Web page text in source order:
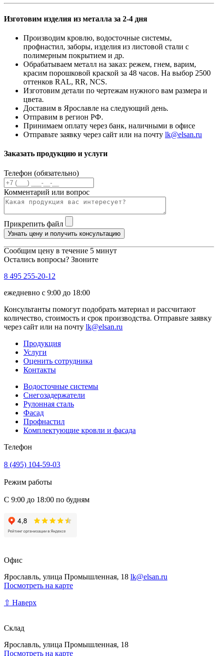
Изготовим изделия из металла за 2-4 дня
Производим кровлю, водосточные системы,
профнастил, заборы, изделия из листовой стали с
полимерным покрытием и др.
Обрабатываем металл на заказ: режем, гнем, варим,
красим порошковой краской за 48 часов. На выбор 2500
оттенков RAL, RR, NCS.
Изготовим детали по чертежам нужного вам размера и
цвета.
Доставим в Ярославле на следующий день.
Отправим в регион РФ.
Принимаем оплату через банк, наличными в офисе
Отправьте заявку через сайт или на почту lk@elsan.ru
Заказать продукцию и услуги
Телефон (обязательно)
Комментарий или вопрос
Прикрепить файл
Узнать цену и получить консультацию
Сообщим цену в течение 5 минут
Остались вопросы? Звоните
8 495 255-20-12
ежедневно с 9:00 до 18:00
Консультанты помогут подобрать материал и рассчитают
количество, стоимость и срок производства. Отправьте заявку
через сайт или на почту lk@elsan.ru
Продукция
Услуги
Оценить сотрудника
Контакты
Водосточные системы
Снегозадержатели
Рулонная сталь
Фасад
Профнастил
Комплектующие кровли и фасада
Телефон
8 (495) 104-59-03
Режим работы
С 9:00 до 18:00 по будням
Офис
Ярославль, улица Промышленная, 18 lk@elsan.ru
Посмотреть на карте
⇧ Наверх
Склад
Ярославль, улица Промышленная, 18
Посмотреть на карте